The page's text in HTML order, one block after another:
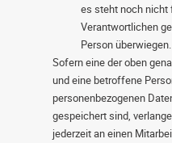
es steht noch nicht
Verantwortlichen
Person überwiegen.
Sofern eine der oben
und eine betroffene
personenbezogenen
gespeichert sind,
jederzeit an einen